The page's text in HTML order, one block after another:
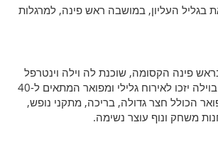
בגליל העליון, במושבה ראש פינה, למרגלות
פינה הקסומה, שוכנת לה וילה וינטרפל
המרהיבה. הנופשים בוילה יזכו לאירוח גלילי ומפואר המתאים ל-40
הכולל חצר גדולה, בריכה, מתקני נופש,
משחק ונוף עוצר נשימה.